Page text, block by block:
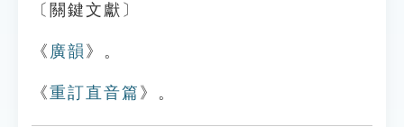
〔關鍵文獻〕
《 廣韻 》。
《重訂直音篇 》。